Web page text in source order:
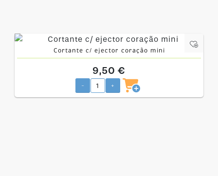
Cortante c/ ejector coração mini
9,50 €
- +